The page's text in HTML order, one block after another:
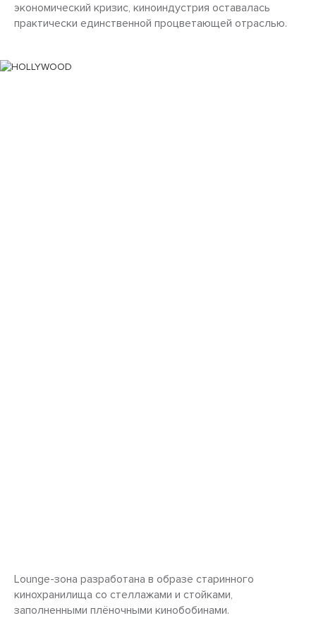
экономический кризис, киноиндустрия оставалась
практически единственной процветающей отраслью.
Lounge-зона разработана в образе старинного
кинохранилища со стеллажами и стойками,
заполненными плёночными кинобобинами.